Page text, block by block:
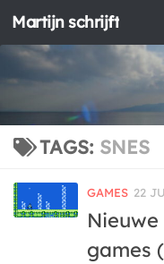
Doorgaan naar
Martijn schrijft
TAGS: SNES
GAMES 22
games